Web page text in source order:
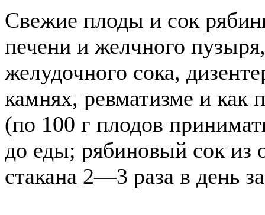
Свежие плоды и сок
печени и желчного
желудочного сока,
камнях, ревматизме и как
(по 100 г плодов
до еды; рябиновый сок из
стакана 2—3 раза в день